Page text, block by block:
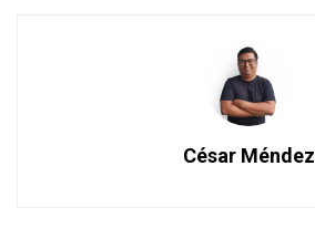
César Méndez